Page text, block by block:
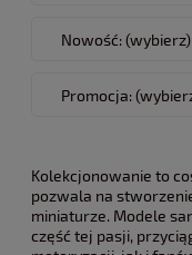
Nowość: (wybierz)
Promocja:
Kolekcjonowanie to
pozwala na
miniaturze. Modele
część tej pasji,